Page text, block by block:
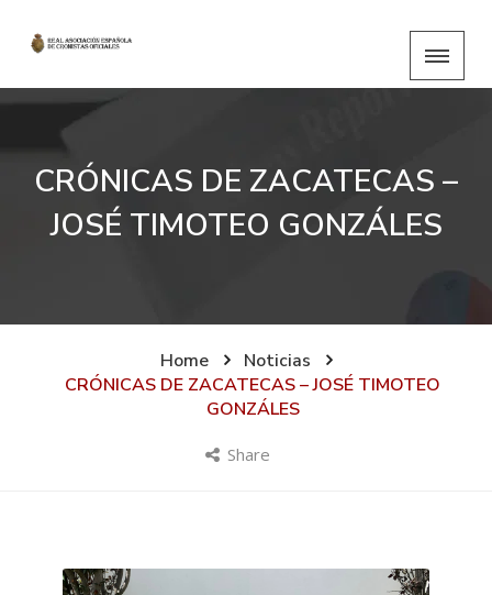
CRÓNICAS DE ZACATECAS –
JOSÉ TIMOTEO GONZÁLES
Home
Noticias
CRÓNICAS DE ZACATECAS – JOSÉ TIMOTEO
GONZÁLES
Share